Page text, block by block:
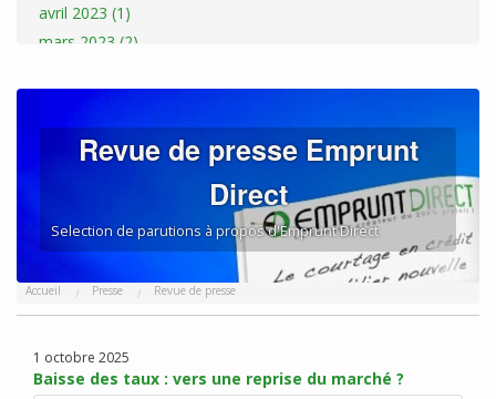
avril 2023 (1)
mars 2023 (2)
novembre 2022 (1)
octobre 2022 (3)
juillet 2022 (1)
avril 2022 (1)
janvier 2022 (3)
novembre 2021 (2)
Revue de presse Emprunt
Direct
Selection de parutions à propos d'Emprunt Direct
Accueil Presse Revue de presse
1 octobre 2025
Baisse des taux : vers une reprise du marché ?